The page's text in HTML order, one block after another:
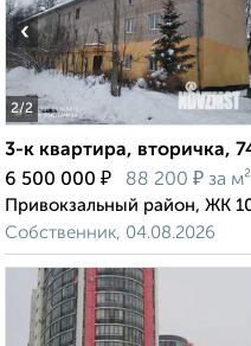
2/2
‹
3-к квартира, вторичка,
6 500 000 ₽ 88 200 ₽ за м²
Привокзальный район, ЖК
Собственник, 04.08.2026